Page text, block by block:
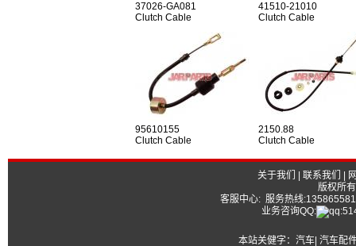
37026-GA081
Clutch Cable
41510-21010
Clutch Cable
95610155
Clutch Cable
2150.88
Clutch Cable
关于我们 联系我们
版权所
客服中心: 服务热线
业务咨询QQ:
本站关健字： 汽车| 汽车配